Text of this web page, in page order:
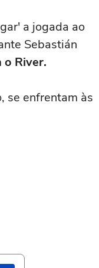
a jogada ao
Sebastián
o River.
se enfrentam às